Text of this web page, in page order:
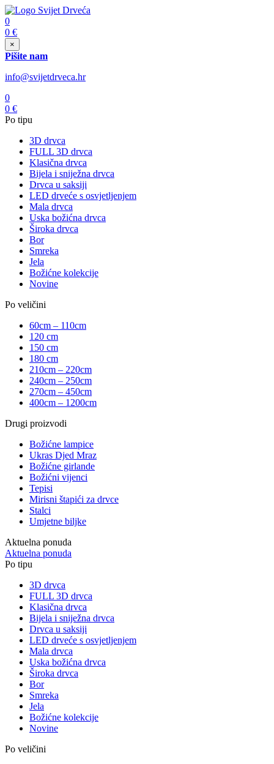
0
0 €
×
Pišite nam
info@svijetdrveca.hr
0
0 €
Po tipu
3D drvca
FULL 3D drvca
Klasična drvca
Bijela i sniježna drvca
Drvca u saksiji
LED drveće s osvjetljenjem
Mala drvca
Uska božićna drvca
Široka drvca
Bor
Smreka
Jela
Božićne kolekcije
Novine
Po veličini
60cm – 110cm
120 cm
150 cm
180 cm
210cm – 220cm
240cm – 250cm
270cm – 450cm
400cm – 1200cm
Drugi proizvodi
Božićne lampice
Ukras Djed Mraz
Božićne girlande
Božićni vijenci
Tepisi
Mirisni štapići za drvce
Stalci
Umjetne biljke
Aktuelna ponuda
Aktuelna ponuda
Po tipu
3D drvca
FULL 3D drvca
Klasična drvca
Bijela i sniježna drvca
Drvca u saksiji
LED drveće s osvjetljenjem
Mala drvca
Uska božićna drvca
Široka drvca
Bor
Smreka
Jela
Božićne kolekcije
Novine
Po veličini